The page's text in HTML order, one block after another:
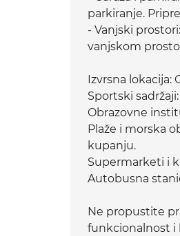
parkiranje.
- Vanjski
vanjskom
Izvrsna lokacija:
Sportski
Obrazovne
Plaže i morska
kupanju.
Supermarketi i
Autobusna
Ne propustite
funkcionalnost i